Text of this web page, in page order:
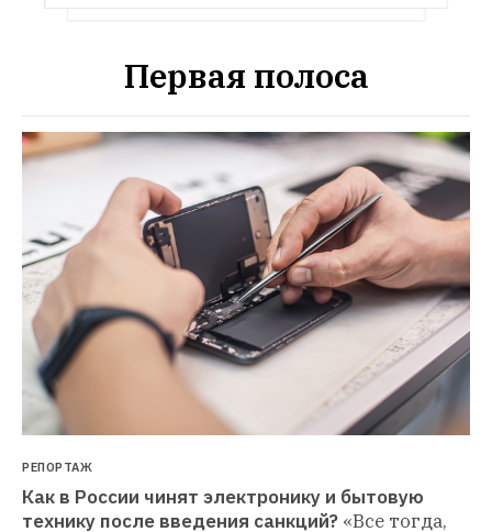
Первая полоса
РЕПОРТАЖ
Как в России чинят электронику и бытовую
технику после введения санкций? «Все тогда,